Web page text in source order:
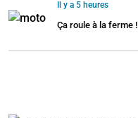
Il y a 5 heures
Ça roule à la ferme !